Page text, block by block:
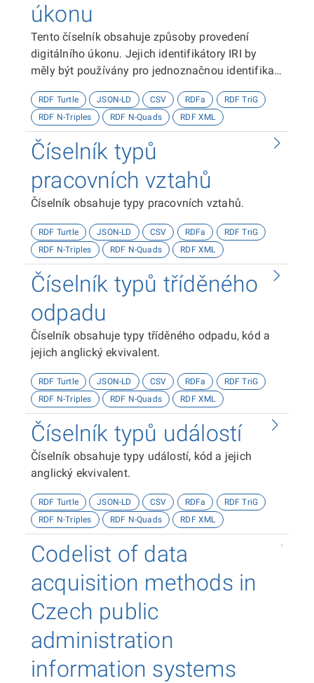
úkonu
Tento číselník obsahuje způsoby provedení
digitálního úkonu. Jejich identifikátory IRI by
měly být používány pro jednoznačnou identifikaci
RDF Turtle JSON-LD CSV RDFa
RDF TriG
RDF N-Triples
RDF N-Quads RDF XML
Číselník typů
pracovních vztahů
Číselník obsahuje typy pracovních vztahů.
RDF Turtle JSON-LD CSV RDFa
RDF TriG
RDF N-Triples
RDF N-Quads RDF XML
Číselník typů tříděného
odpadu
Číselník obsahuje typy tříděného odpadu, kód a
jejich anglický ekvivalent.
RDF Turtle JSON-LD CSV RDFa
RDF TriG
RDF N-Triples
RDF N-Quads RDF XML
Číselník typů událostí
Číselník obsahuje typy událostí, kód a jejich
anglický ekvivalent.
RDF Turtle JSON-LD CSV RDFa
RDF TriG
RDF N-Triples
RDF N-Quads RDF XML
Codelist of data
acquisition methods in
Czech public
administration
information systems